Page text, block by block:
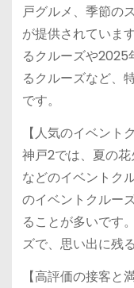
戸グルメ、季節の
が提供されていま
るクルーズや2025
るクルーズなど、
です。
【人気のイベント
神戸2では、夏の
などのイベントク
のイベントクルー
ることが多いです
ズで、思い出に残
【高評価の接客と